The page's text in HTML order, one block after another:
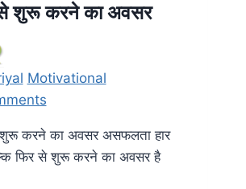
शुरू करने का अवसर
Motivational
करने का अवसर असफलता हार
फिर से शुरू करने का अवसर है